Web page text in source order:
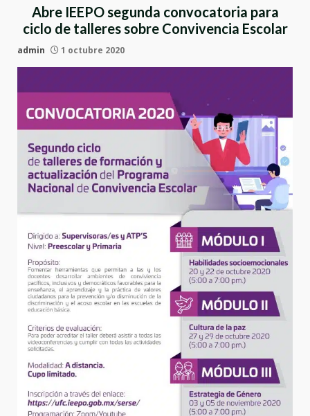
Abre IEEPO segunda convocatoria para
ciclo de talleres sobre Convivencia Escolar
admin 1 octubre 2020